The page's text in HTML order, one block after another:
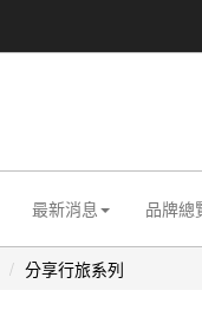
最新消息 品牌總
分享行旅系列